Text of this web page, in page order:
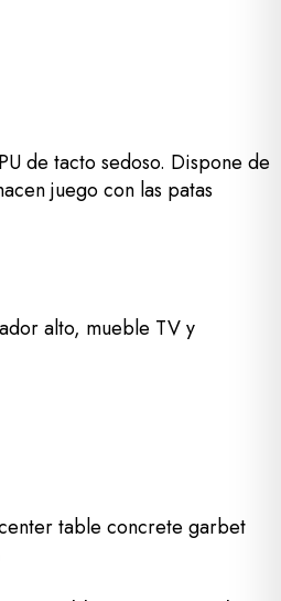
de tacto sedoso. Dispone de
juego con las patas
alto, mueble TV y